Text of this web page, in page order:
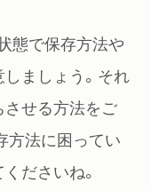
態で保存方法や
ましょう。それ
させる方法をご
方法に困ってい
ださいね。